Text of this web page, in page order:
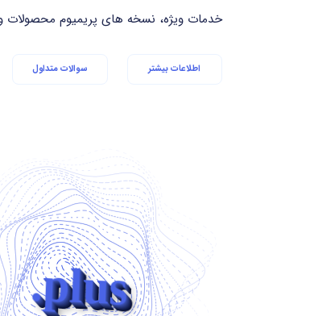
خدمات ویژه، نسخه های پریمیوم
اطلاعات بیشتر سوالات متداول
.plus